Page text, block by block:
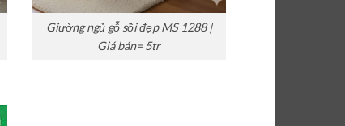
Giường ngủ gỗ sồi đẹp MS 1288 |
Giá bán= 5tr